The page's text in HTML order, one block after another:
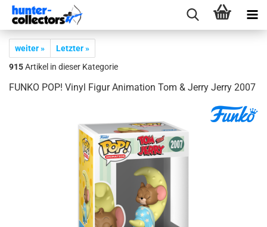
weiter »
Letzter »
915Artikel in dieser Kategorie
FUNKO POP! Vinyl Figur Ani­ma­ti­on Tom & Jerry Jerry 2007